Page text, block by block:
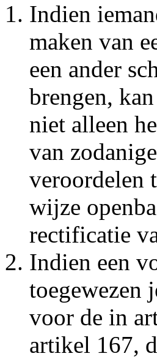
Indien
maken van
een ander
brengen,
niet alleen
van
veroordelen
wijze
rectificatie
Indien een
toegewezen
voor de in
artikel 167,